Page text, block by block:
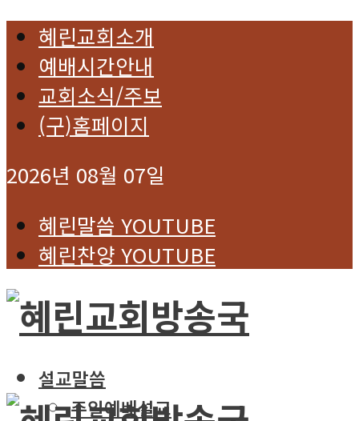
혜린교회소개
예배시간안내
교회소식/주보
(구)홈페이지
2026년 08월 07일
혜린말씀 YOUTUBE
혜린찬양 YOUTUBE
설교말씀
주일예배설교